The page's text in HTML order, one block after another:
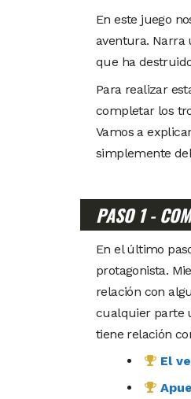
En este juego
aventura. Narra
que ha
Para realizar
completar los
Vamos a
simplemente
PASO 1 -
En el último
protagonista.
relación con
cualquier parte
tiene relación
El